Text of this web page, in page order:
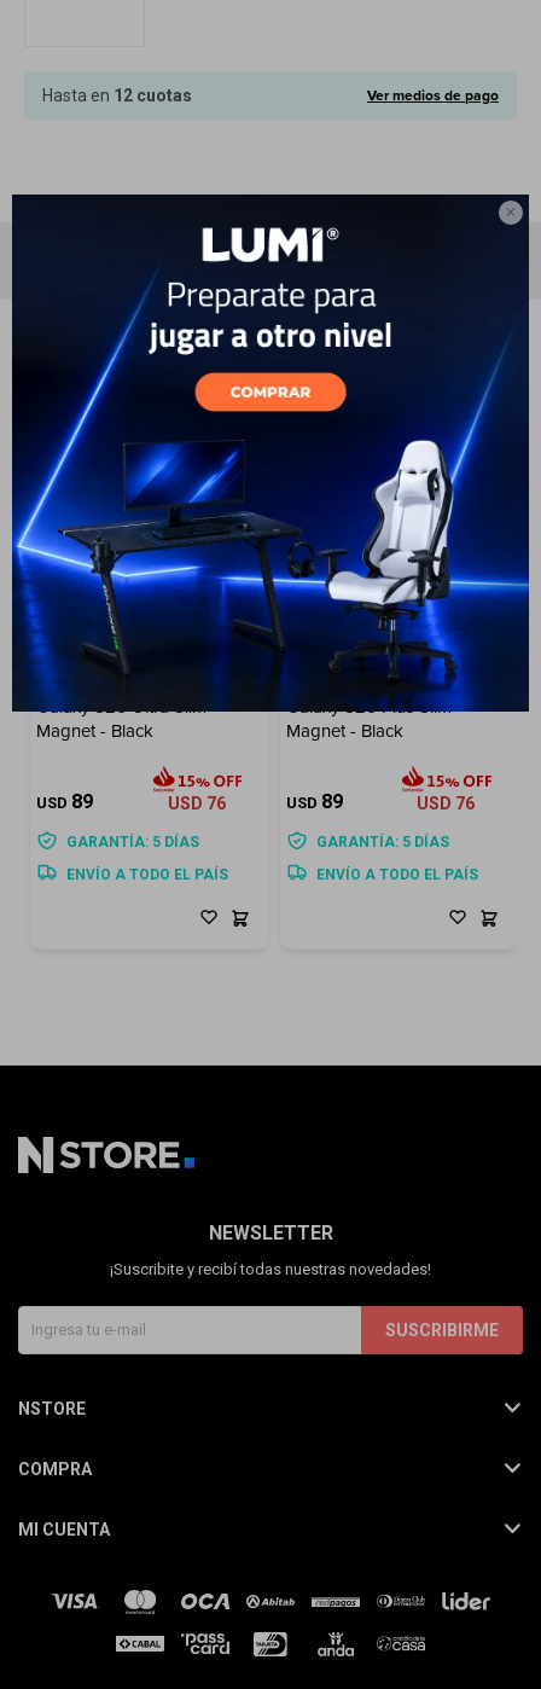

Hasta en 12 cuotas Ver medios de pago
Especificaciones
También te pueden interesar
Galaxy S26 Ultra Slim
Magnet - Black
USD 89 USD 76
GARANTÍA: 5 DÍAS
ENVÍO A TODO EL PAÍS
Galaxy S26 Plus Slim
Magnet - Black
USD 89 USD 76
GARANTÍA: 5 DÍAS
ENVÍO A TODO EL PAÍS
NEWSLETTER
¡Suscribite y recibí todas nuestras novedades!
SUSCRIBIRME
NSTORE
COMPRA
MI CUENTA